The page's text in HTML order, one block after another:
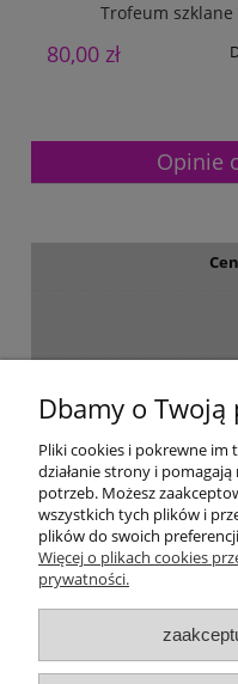
Trofeum
80,00 zł
Opinie
Dbamy o
Pliki cookies i pokrewne
działanie strony i
potrzeb. Możesz
wszystkich tych plików i
plików do swoich
Więcej o plikach cookies
prywatności.